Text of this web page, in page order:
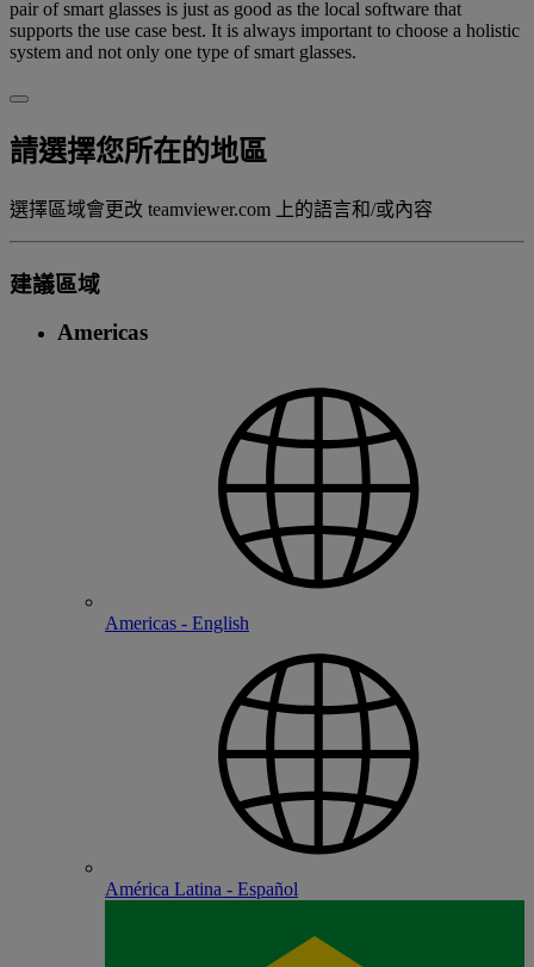
pair of smart glasses is just as good as the local software that
supports the use case best. It is always important to choose a holistic
system and not only one type of smart glasses.
請選擇您所在的地區
選擇區域會更改 teamviewer.com 上的語言和/或內容
建議區域
Americas
Americas - English
América Latina - Español